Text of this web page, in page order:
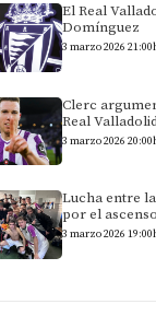
El Real
Domínguez
3 marzo 2026
Clerc
Real
3 marzo 2026
Lucha entre
por el
3 marzo 2026